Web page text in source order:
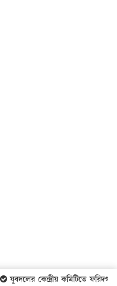
যুবদলের কেন্দ্রীয় কমিটিতে